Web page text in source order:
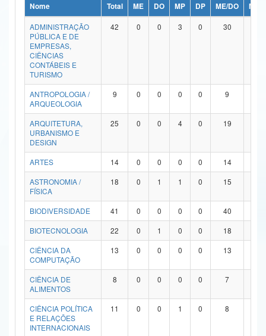
Ministério da Ciência, Tecnologia, Inovações e Comunicações
Ministério do Meio Ambiente
Ministério do Turismo
Ministério do Desenvolvimento Regional
Controladoria-Geral da União
Ministério da Mulher, da Família e dos Direitos Humanos
Secretaria de Governo
Advocacia-Geral da União
Banco Central do Brasil
Nome Total ME DO MP DP ME/DO
MP/
ADMINISTRAÇÃO
PÚBLICA E DE
EMPRESAS,
CIÊNCIAS
CONTÁBEIS E
TURISMO
42 0 0 3 0 30
ANTROPOLOGIA /
ARQUEOLOGIA
9 0 0 0 0 9
ARQUITETURA,
URBANISMO E
DESIGN
25 0 0 4 0 19
ARTES 14 0 0 0 0 14
ASTRONOMIA /
FÍSICA
18 0 1 1 0 15
BIODIVERSIDADE 41 0 0 0 0 40
BIOTECNOLOGIA
22 0 1 0 0 18
CIÊNCIA DA
COMPUTAÇÃO
13 0 0 0 0 13
CIÊNCIA DE
ALIMENTOS
8 0 0 0 0 7
CIÊNCIA POLÍTICA
E RELAÇÕES
INTERNACIONAIS
11 0 0 1 0 8